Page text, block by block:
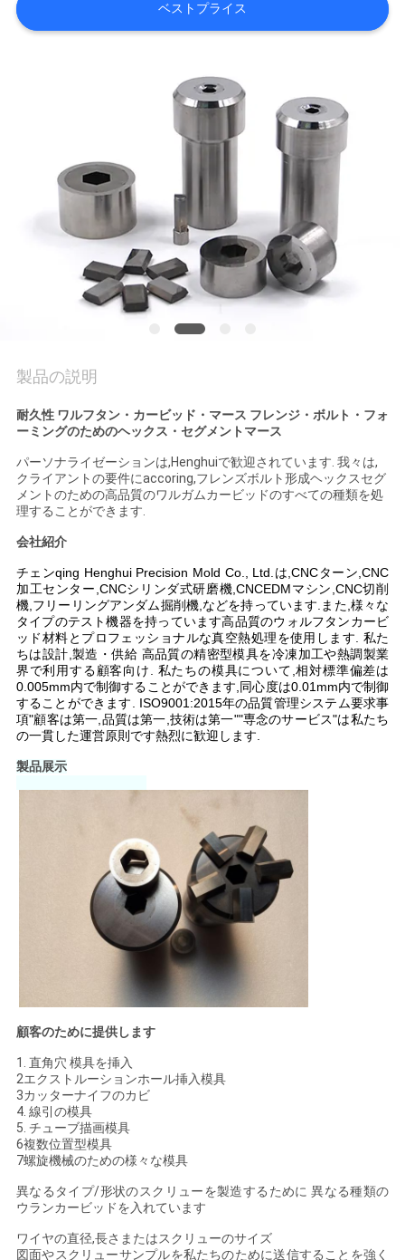
場
達
連
絡
し
な
さ
い
ニ
ュ
ー
ス
し
な
さ
い
地
図
ベストプライス
製品の説明
耐久性 ワルフタン・カービッド・マース フレンジ・ボルト・フォ
ーミングのためのヘックス・セグメントマース
パーソナライゼーションは,Henghuiで歓迎されています. 我々は,
クライアントの要件にaccoring,フレンズボルト形成ヘックスセグ
メントのための高品質のワルガムカービッドのすべての種類を処
理することができます.
会社紹介
チェンqing Henghui Precision Mold Co., Ltd.は,CNCターン,CNC
加工センター,CNCシリンダ式研磨機,CNCEDMマシン,CNC切削
機,フリーリングアンダム掘削機,などを持っています.また,様々な
タイプのテスト機器を持っています高品質のウォルフタンカービ
ッド材料とプロフェッショナルな真空熱処理を使用します. 私た
ちは設計,製造・供給 高品質の精密型模具を冷凍加工や熱調製業
界で利用する顧客向け. 私たちの模具について,相対標準偏差は
0.005mm内で制御することができます,同心度は0.01mm内で制御
することができます. ISO9001:2015年の品質管理システム要求事
項"顧客は第一,品質は第一,技術は第一""専念のサービス"は私たち
の一貫した運営原則です熱烈に歓迎します.
製品展示
顧客のために提供します
1. 直角穴 模具を挿入
2エクストルーションホール挿入模具
3カッターナイフのカビ
4. 線引の模具
5. チューブ描画模具
6複数位置型模具
7螺旋機械のための様々な模具
異なるタイプ/形状のスクリューを製造するために 異なる種類の
ウランカービッドを入れています
ワイヤの直径,長さまたはスクリューのサイズ
図面やスクリューサンプルを私たちのために送信することを強く